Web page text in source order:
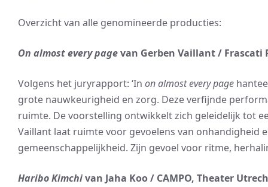
Overzicht van alle genomineerde producties:
On almost every pagevan Gerben Vaillant / Frascati
Volgens het juryrapport: ‘In on almost every page
grote nauwkeurigheid en zorg. Deze verfijnde
ruimte. De voorstelling ontwikkelt zich geleidelijk tot
Vaillant laat ruimte voor gevoelens van onhandigheid
gemeenschappelijkheid. Zijn gevoel voor ritme,
Haribo Kimchivan Jaha Koo / CAMPO, Theater